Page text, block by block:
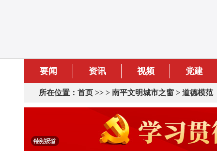
要闻 资讯 视频 党建
所在位置： 首页 >> > 南平文明城市之窗 > 道德模范